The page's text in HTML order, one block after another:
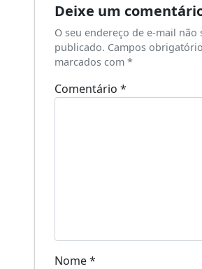
Deixe um
O seu endereço de e-mail não
publicado. Campos
marcados com*
Comentário*
Nome*